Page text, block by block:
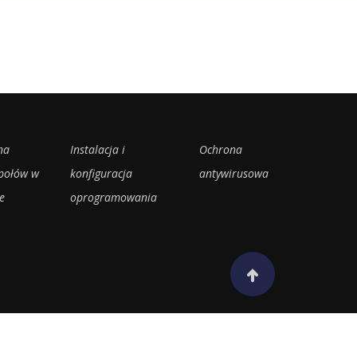
w
Instalacja i
konfiguracja
oprogramowania
Ochrona
antywirusowa
Scroll to top